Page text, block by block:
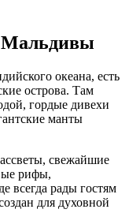
Мальдивы
океана, есть
острова. Там
гордые дивехи
манты
свежайшие
рифы,
всегда рады гостям
для духовной